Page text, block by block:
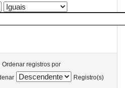
Ordenar registros por
Registro(s)